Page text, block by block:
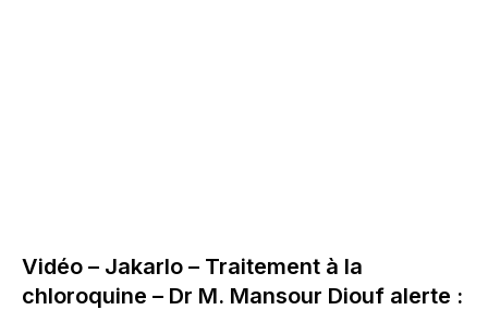
Vidéo – Jakarlo – Traitement à la
chloroquine – Dr M. Mansour Diouf alerte :